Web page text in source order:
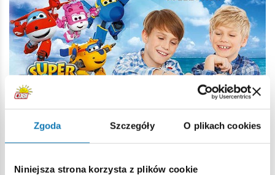
Zgoda Szczegóły O plikach cookies
Niniejsza strona korzysta z plików cookie